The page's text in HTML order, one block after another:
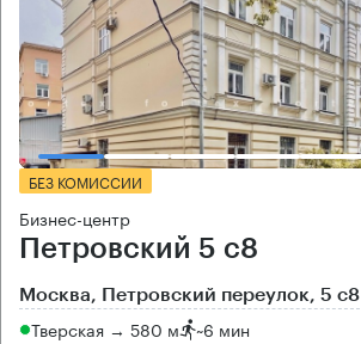
БЕЗ КОМИССИИ
Бизнес-центр
Петровский 5 с8
Москва, Петровский переулок, 5 с8
Тверская → 580 м ~6 мин